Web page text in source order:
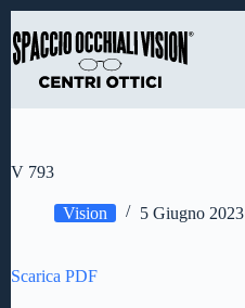
al
contenuto
V 793
Vision 5 Giugno 2023
Scarica PDF